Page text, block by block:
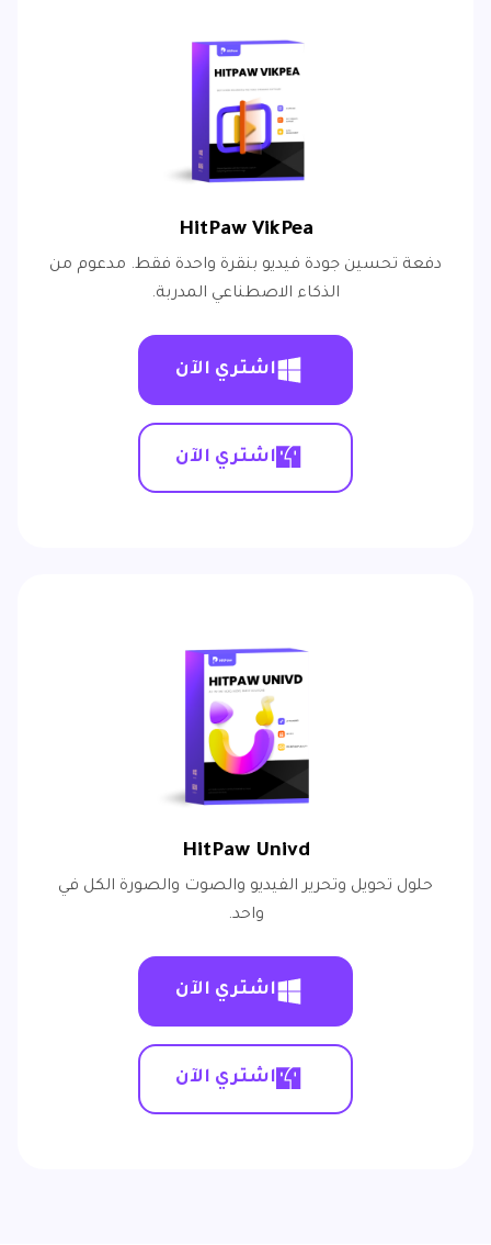
HitPaw VikPea
دفعة تحسين جودة فيديو بنقرة واحدة فقط. مدعوم من
الذكاء الاصطناعي المدربة.
اشتري الآن
اشتري الآن
HitPaw Univd
حلول تحويل وتحرير الفيديو والصوت والصورة الكل في
واحد.
اشتري الآن
اشتري الآن